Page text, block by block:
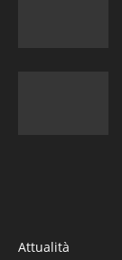
Attualità